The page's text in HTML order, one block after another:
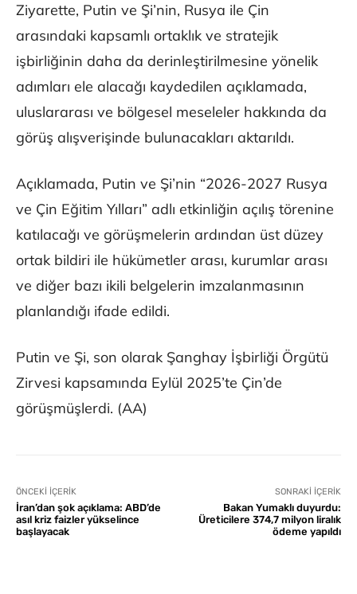
Ziyarette, Putin ve Şi’nin, Rusya ile Çin
arasındaki kapsamlı ortaklık ve stratejik
işbirliğinin daha da derinleştirilmesine yönelik
adımları ele alacağı kaydedilen açıklamada,
uluslararası ve bölgesel meseleler hakkında da
görüş alışverişinde bulunacakları aktarıldı.
Açıklamada, Putin ve Şi’nin “2026-2027 Rusya
ve Çin Eğitim Yılları” adlı etkinliğin açılış törenine
katılacağı ve görüşmelerin ardından üst düzey
ortak bildiri ile hükümetler arası, kurumlar arası
ve diğer bazı ikili belgelerin imzalanmasının
planlandığı ifade edildi.
Putin ve Şi, son olarak Şanghay İşbirliği Örgütü
Zirvesi kapsamında Eylül 2025’te Çin’de
görüşmüşlerdi. (AA)
ÖNCEKI İÇERIK
İran’dan şok açıklama: ABD’de
asıl kriz faizler yükselince
başlayacak
SONRAKI İÇERIK
Bakan Yumaklı duyurdu:
Üreticilere 374,7 milyon liralık
ödeme yapıldı